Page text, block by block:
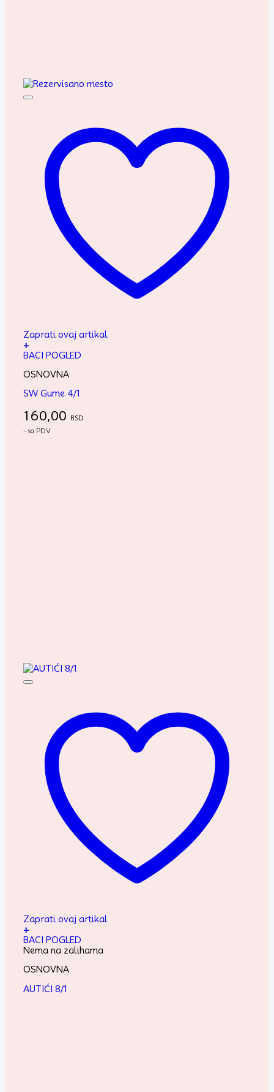
Zaprati ovaj artikal
+
BACI POGLED
OSNOVNA
SW Gume 4/1
160,00 RSD
- sa PDV
Zaprati ovaj artikal
+
BACI POGLED
Nema na zalihama
OSNOVNA
AUTIĆI 8/1